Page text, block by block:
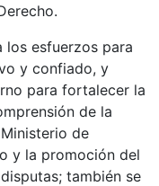
los esfuerzos para
y confiado, y
para fortalecer la
de la
de
y la promoción del
también se